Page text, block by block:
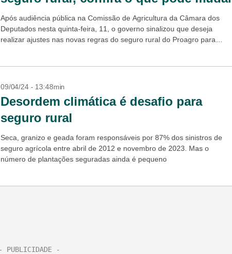
Após audiência pública na Comissão de Agricultura da Câmara dos
Deputados nesta quinta-feira, 11, o governo sinalizou que deseja
realizar ajustes nas novas regras do seguro rural do Proagro para
09/04/24 - 13:48min
Desordem climática é desafio para
seguro rural
Seca, granizo e geada foram responsáveis por 87% dos sinistros de
seguro agrícola entre abril de 2012 e novembro de 2023. Mas o
número de plantações seguradas ainda é pequeno